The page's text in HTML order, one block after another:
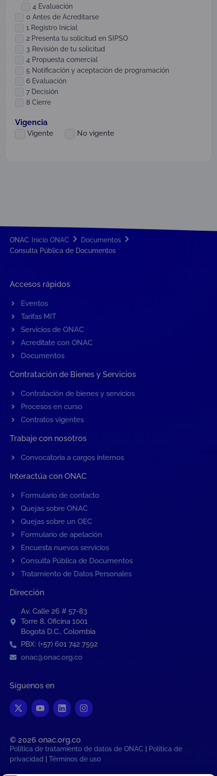
4 Evaluación
0 Antes de Acreditarse
1 Registro Inicial
2 Presenta tu solicitud en SIPSO
3 Revisión de tu solicitud
4 Propuesta comercial
5 Notificación y aceptación de programación
6 Evaluación
7 Decisión
8 Cierre
Vigencia
Vigente No vigente
ONAC Inicio ONAC
Documentos
Consulta Pública de Documentos
Accesos rápidos
Eventos
Tarifas MIT
Servicios de ONAC
Acredítate con ONAC
Documentos
Contratación de Bienes y Servicios
Contratación de bienes y servicios
Procesos en curso
Contratos vigentes
Trabaje con nosotros
Convocatoria a cargos internos
Interactúa con ONAC
Formulario de contacto
Quejas sobre ONAC
Quejas sobre un OEC
Formulario de apelación
Encuesta nuevos servicios
Consulta Pública de Documentos
Tratamiento de Datos Personales
Dirección
Av. Calle 26 # 57-83
Torre 8, Oficina 1001
Bogotá D.C., Colombia
PBX: (+57) 601 742 7592
onac@onac.org.co
Síguenos en
© 2026 onac.org.co​
Política de tratamiento de datos de ONAC
Política de
privacidad
Términos de uso